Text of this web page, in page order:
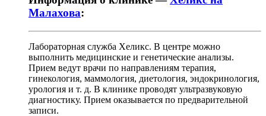
Малахова:
Лабораторная служба Хеликс. В центре можно
выполнить медицинские и генетические анализы.
Прием ведут врачи по направлениям терапия,
гинекология, маммология, диетология, эндокринология,
урология и т. д. В клинике проводят ультразвуковую
диагностику. Прием оказывается по предварительной
записи.